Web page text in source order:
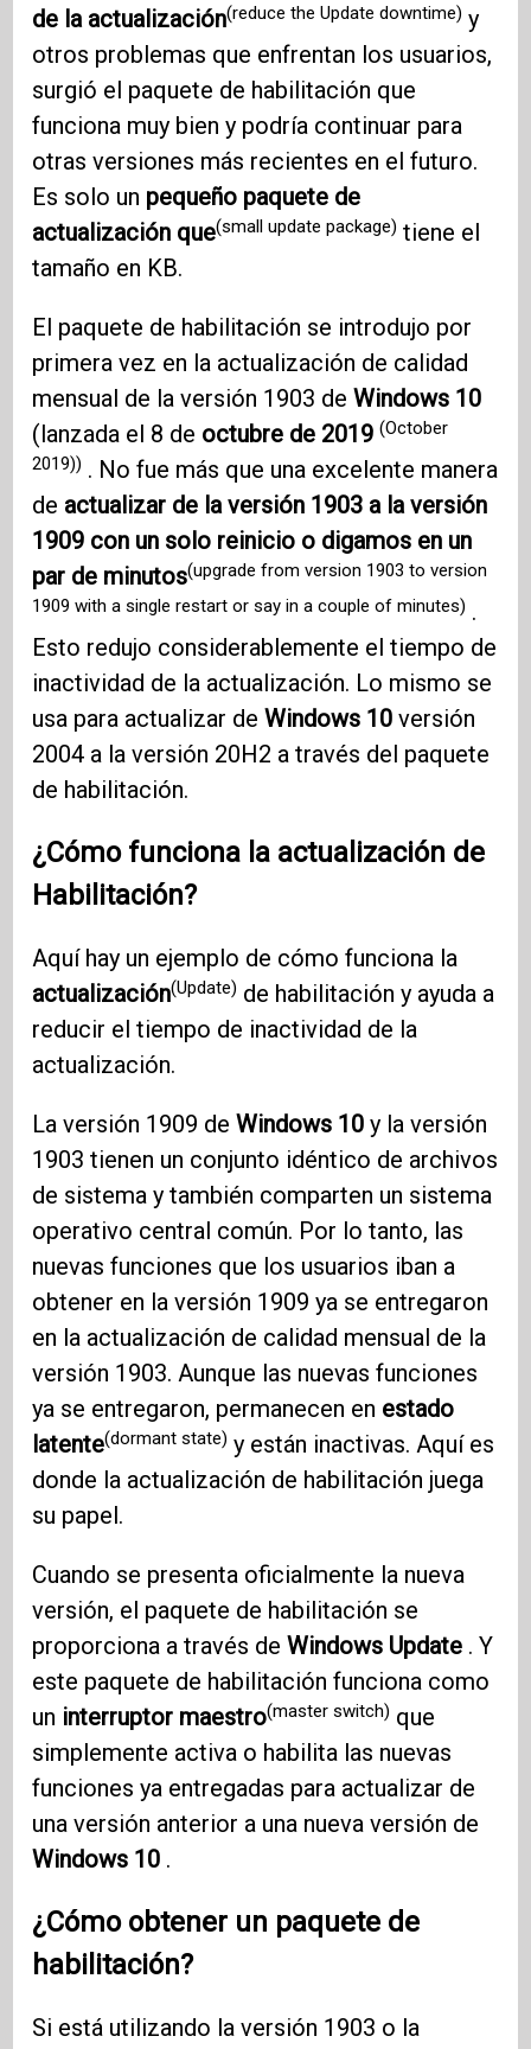
de la actualización(reduce the Update downtime) y
otros problemas que enfrentan los usuarios,
surgió el paquete de habilitación que
funciona muy bien y podría continuar para
otras versiones más recientes en el futuro.
Es solo un pequeño paquete de
actualización que(small update package) tiene el
tamaño en KB.
El paquete de habilitación se introdujo por
primera vez en la actualización de calidad
mensual de la versión 1903 deWindows 10
(lanzada el 8 de octubre de 2019(October
2019)) . No fue más que una excelente manera
de actualizar de la versión 1903 a la versión
1909 con un solo reinicio o digamos en un
par de minutos(upgrade from version 1903 to version
1909 with a single restart or say in a couple of minutes) .
Esto redujo considerablemente el tiempo de
inactividad de la actualización. Lo mismo se
usa para actualizar deWindows 10 versión
2004 a la versión 20H2 a través del paquete
de habilitación.
¿Cómo funciona la actualización de
Habilitación?
Aquí hay un ejemplo de cómo funciona la
actualización(Update) de habilitación y ayuda a
reducir el tiempo de inactividad de la
actualización.
La versión 1909 deWindows 10 y la versión
1903 tienen un conjunto idéntico de archivos
de sistema y también comparten un sistema
operativo central común. Por lo tanto, las
nuevas funciones que los usuarios iban a
obtener en la versión 1909 ya se entregaron
en la actualización de calidad mensual de la
versión 1903. Aunque las nuevas funciones
ya se entregaron, permanecen en estado
latente(dormant state) y están inactivas. Aquí es
donde la actualización de habilitación juega
su papel.
Cuando se presenta oficialmente la nueva
versión, el paquete de habilitación se
proporciona a través deWindows Update . Y
este paquete de habilitación funciona como
un interruptor maestro(master switch) que
simplemente activa o habilita las nuevas
funciones ya entregadas para actualizar de
una versión anterior a una nueva versión de
Windows 10 .
¿Cómo obtener un paquete de
habilitación?
Si está utilizando la versión 1903 o la